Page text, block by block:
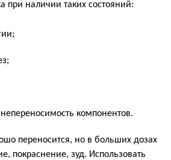
при наличии таких состояний:
компонентов.
переносится, но в больших дозах
покраснение, зуд. Использовать